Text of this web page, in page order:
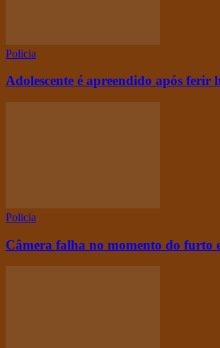
Policia
Adolescente é apreendido após ferir
Policia
Câmera falha no momento do furto